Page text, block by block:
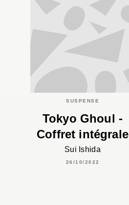
SUSPENSE
Tokyo Ghoul -
Coffret intégrale
Sui Ishida
26/10/2022